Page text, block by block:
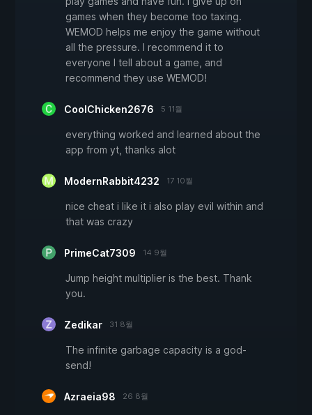
games when they become too taxing.
WEMOD helps me enjoy the game without
all the pressure. I recommend it to
everyone I tell about a game, and
recommend they use WEMOD!
CoolChicken2676 5 11월
everything worked and learned about the
app from yt, thanks alot
ModernRabbit4232 17 10월
nice cheat i like it i also play evil within and
that was crazy
PrimeCat7309 14 9월
Jump height multiplier is the best. Thank
you.
Zedikar 31 8월
The infinite garbage capacity is a god-
send!
Azraeia98 26 8월